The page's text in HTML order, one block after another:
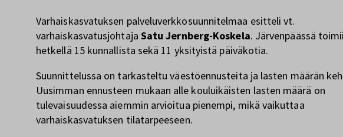
Varhaiskasvatuksen palveluverkkosuunnitelmaa esitteli vt.
varhaiskasvatusjohtaja Satu Jernberg-Koskela. Järvenpäässä
hetkellä 15 kunnallista sekä 11 yksityistä päiväkotia.
Suunnittelussa on tarkasteltu väestöennusteita ja lasten määrän
Uusimman ennusteen mukaan alle kouluikäisten lasten määrä on
tulevaisuudessa aiemmin arvioitua pienempi, mikä vaikuttaa
varhaiskasvatuksen tilatarpeeseen.